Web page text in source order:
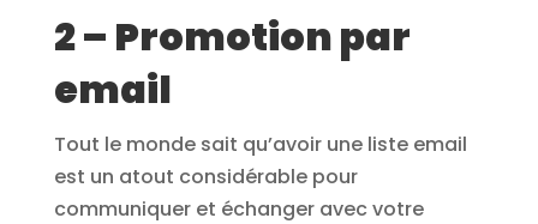
2 – Promotion par
email
Tout le monde sait qu’avoir une liste email
est un atout considérable pour
communiquer et échanger avec votre